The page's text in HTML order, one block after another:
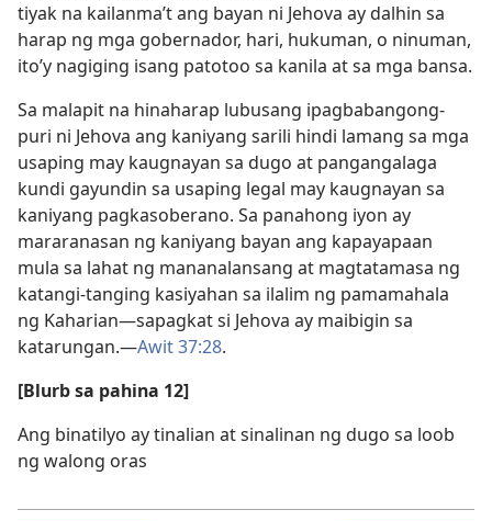
tiyak na kailanma’t ang bayan ni Jehova ay dalhin sa
harap ng mga gobernador, hari, hukuman, o ninuman,
ito’y nagiging isang patotoo sa kanila at sa mga bansa.
Sa malapit na hinaharap lubusang ipagbabangong-
puri ni Jehova ang kaniyang sarili hindi lamang sa mga
usaping may kaugnayan sa dugo at pangangalaga
kundi gayundin sa usaping legal may kaugnayan sa
kaniyang pagkasoberano. Sa panahong iyon ay
mararanasan ng kaniyang bayan ang kapayapaan
mula sa lahat ng mananalansang at magtatamasa ng
katangi-tanging kasiyahan sa ilalim ng pamamahala
ng Kaharian​—sapagkat si Jehova ay maibigin sa
katarungan.​—Awit 37:28.
[Blurb sa pahina 12]
Ang binatilyo ay tinalian at sinalinan ng dugo sa loob
ng walong oras